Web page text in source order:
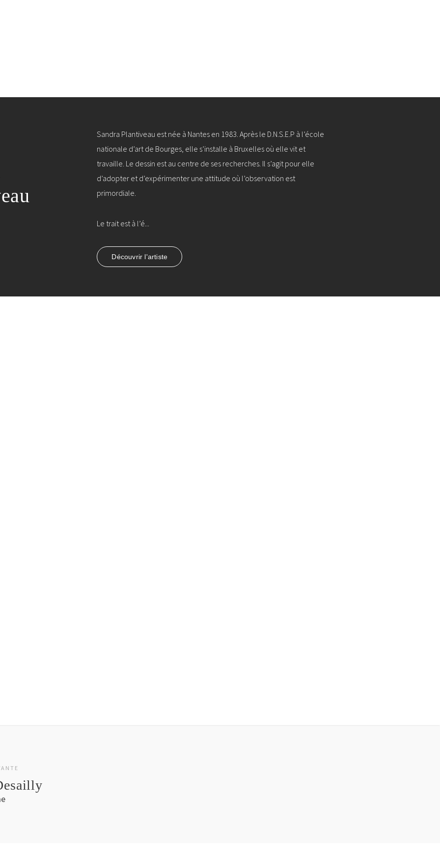
Sandra Plantiveau est née à Nantes en 1983. Après le D.N.S.E.P à l’école
nationale d’art de Bourges, elle s’installe à Bruxelles où elle vit et
travaille. Le dessin est au centre de ses recherches. Il s’agit pour elle
d’adopter et d’expérimenter une attitude où l’observation est
primordiale.
Le trait est à l’é...
Découvrir l'artiste